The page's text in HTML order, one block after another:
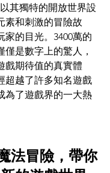
其獨特的開放世界設
素和刺激的冒險故
家的目光。3400萬的
是數字上的驚人，
戲期待值的真實體
超越了許多知名遊戲
為了遊戲界的一大熱
法冒險，帶你